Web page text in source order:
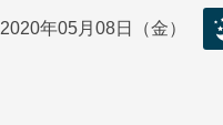
2020年05月08日（金）